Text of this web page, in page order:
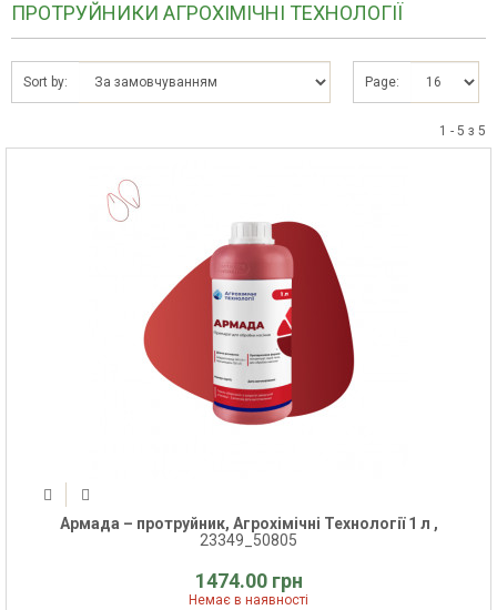
ПРОТРУЙНИКИ АГРОХІМІЧНІ ТЕХНОЛОГІЇ
Sort by: Page:
1 - 5 з 5
Армада – протруйник, Агрохімічні Технології 1 л ,
23349_50805
1474.00 грн
Немає в наявності